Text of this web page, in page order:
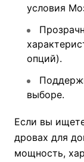
условия
опций).
выборе.
Если вы
дровах для
мощность,